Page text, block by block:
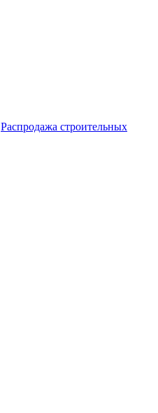
Распродажа строительных